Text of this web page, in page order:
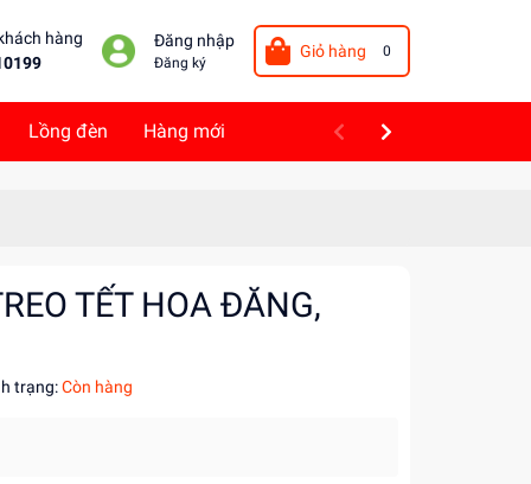
hàng
Đăng nhập
Đăng ký
Giỏ hàng 0
Lồng đèn Hàng mới
TẾT HOA ĐĂNG,
trạng:Còn hàng